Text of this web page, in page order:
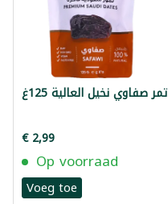
تمر صفاوي نخيل العالية 125غ
€ 2,99
Op voorraad
Voeg toe